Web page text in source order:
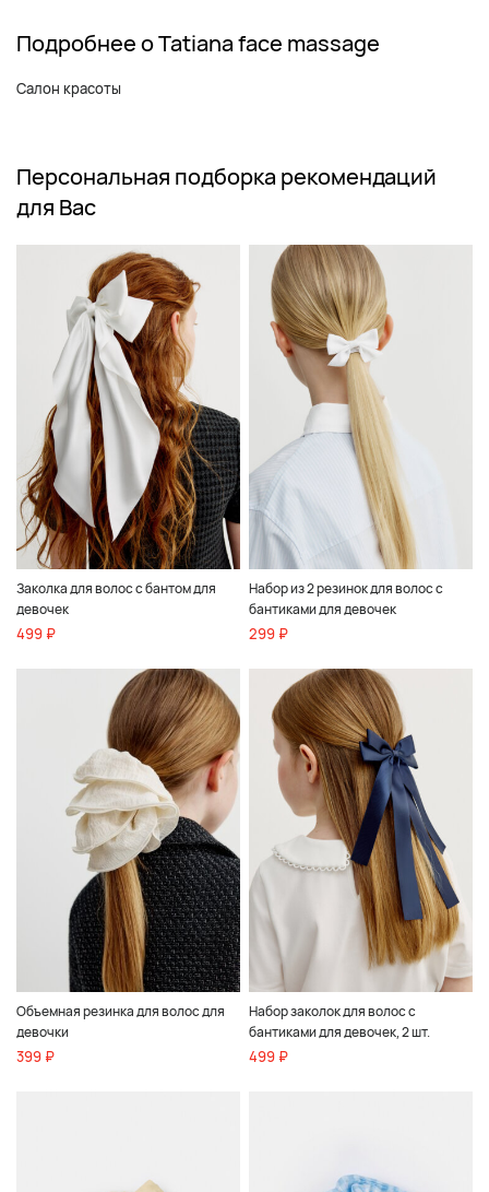
Подробнее о Tatiana face massage
Салон красоты
Персональная подборка рекомендаций
для Вас
Заколка для волос с бантом для
девочек
499 ₽
Набор из 2 резинок для волос с
бантиками для девочек
299 ₽
Объемная резинка для волос для
девочки
399 ₽
Набор заколок для волос с
бантиками для девочек, 2 шт.
499 ₽